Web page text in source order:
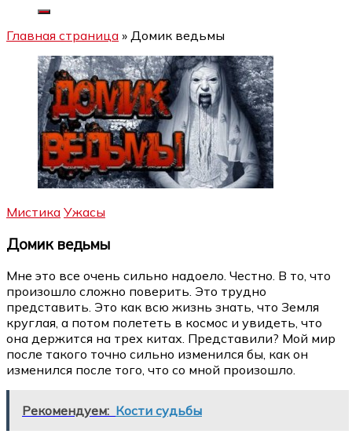
Главная страница » Домик ведьмы
Мистика Ужасы
Домик ведьмы
Мне это все очень сильно надоело. Честно. В то, что
произошло сложно поверить. Это трудно
представить. Это как всю жизнь знать, что Земля
круглая, а потом полететь в космос и увидеть, что
она держится на трех китах. Представили? Мой мир
после такого точно сильно изменился бы, как он
изменился после того, что со мной произошло.
Рекомендуем: Кости судьбы